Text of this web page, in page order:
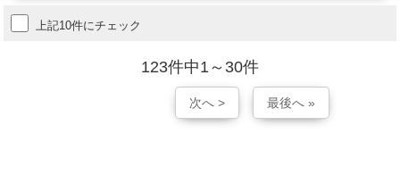
上記10件にチェック
123件中1～30件
次へ > 最後へ »